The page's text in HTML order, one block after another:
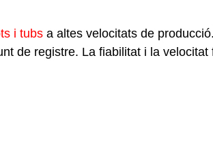
i tubs a altes velocitats de
de registre. La fiabilitat i la velocitat